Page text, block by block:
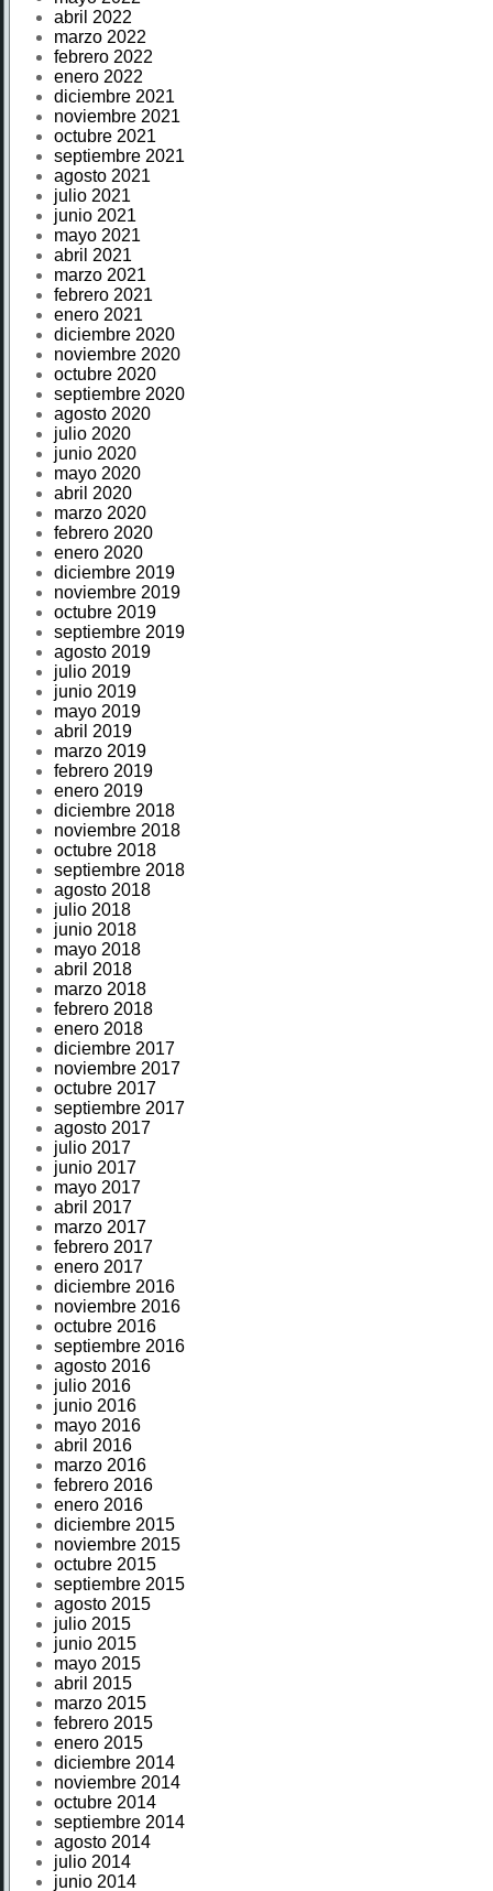
abril 2022
marzo 2022
febrero 2022
enero 2022
diciembre 2021
noviembre 2021
octubre 2021
septiembre 2021
agosto 2021
julio 2021
junio 2021
mayo 2021
abril 2021
marzo 2021
febrero 2021
enero 2021
diciembre 2020
noviembre 2020
octubre 2020
septiembre 2020
agosto 2020
julio 2020
junio 2020
mayo 2020
abril 2020
marzo 2020
febrero 2020
enero 2020
diciembre 2019
noviembre 2019
octubre 2019
septiembre 2019
agosto 2019
julio 2019
junio 2019
mayo 2019
abril 2019
marzo 2019
febrero 2019
enero 2019
diciembre 2018
noviembre 2018
octubre 2018
septiembre 2018
agosto 2018
julio 2018
junio 2018
mayo 2018
abril 2018
marzo 2018
febrero 2018
enero 2018
diciembre 2017
noviembre 2017
octubre 2017
septiembre 2017
agosto 2017
julio 2017
junio 2017
mayo 2017
abril 2017
marzo 2017
febrero 2017
enero 2017
diciembre 2016
noviembre 2016
octubre 2016
septiembre 2016
agosto 2016
julio 2016
junio 2016
mayo 2016
abril 2016
marzo 2016
febrero 2016
enero 2016
diciembre 2015
noviembre 2015
octubre 2015
septiembre 2015
agosto 2015
julio 2015
junio 2015
mayo 2015
abril 2015
marzo 2015
febrero 2015
enero 2015
diciembre 2014
noviembre 2014
octubre 2014
septiembre 2014
agosto 2014
julio 2014
junio 2014